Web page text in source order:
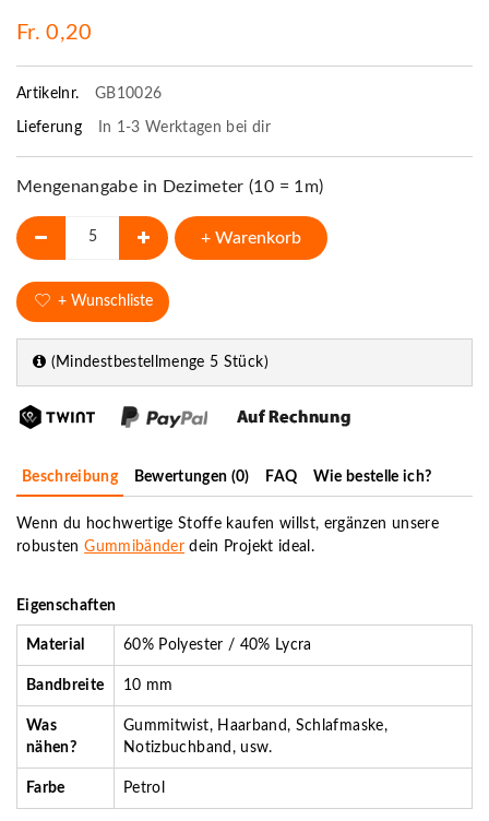
Fr. 0,20
Artikelnr. GB10026
Lieferung In 1-3 Werktagen bei dir
Mengenangabe in Dezimeter (10 = 1m)
+ Warenkorb
+ Wunschliste
(Mindestbestellmenge 5 Stück)
Beschreibung Bewertungen (0) FAQ Wie bestelle ich?
Wenn du hochwertige Stoffe kaufen willst, ergänzen unsere
robustenGummibänder dein Projekt ideal.
Eigenschaften
Material 60% Polyester / 40% Lycra
Bandbreite 10 mm
Was
nähen?
Gummitwist, Haarband, Schlafmaske,
Notizbuchband, usw.
Farbe Petrol